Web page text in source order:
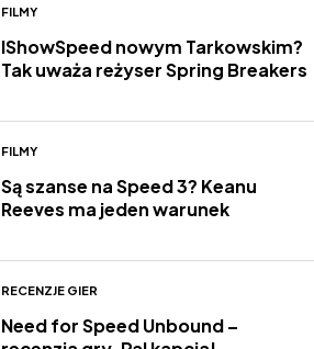
FILMY
IShowSpeed nowym Tarkowskim?
Tak uważa reżyser Spring Breakers
FILMY
Są szanse na Speed 3? Keanu
Reeves ma jeden warunek
RECENZJE GIER
Need for Speed Unbound –